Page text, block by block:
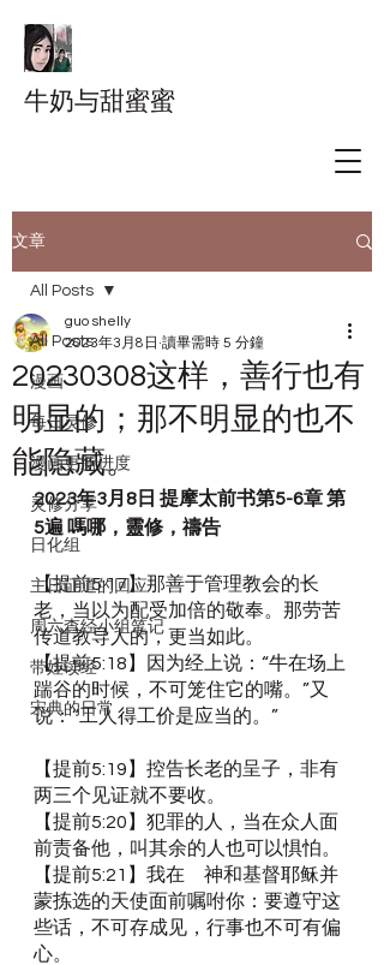
牛奶与甜蜜蜜
文章
All Posts
漫画
每日灵修
漫画更新进度
灵修分享
日化组
主日证道的回应
周六查经小组笔记
带娃读经
宋典的日常
All Posts
20230308这样，善行也有
明显的；那不明显的也不
能隐藏。
guo shelly
2023年3月8日 讀畢需時 5 分鐘
2023年3月8日 提摩太前书第5-6章 第
5遍 嗎哪，靈修，禱告
【提前5:17】那善于管理教会的长
老，当以为配受加倍的敬奉。那劳苦
传道教导人的，更当如此。
【提前5:18】因为经上说：“牛在场上
踹谷的时候，不可笼住它的嘴。”又
说：“工人得工价是应当的。”
【提前5:19】控告长老的呈子，非有
两三个见证就不要收。
【提前5:20】犯罪的人，当在众人面
前责备他，叫其余的人也可以惧怕。
【提前5:21】我在　神和基督耶稣并
蒙拣选的天使面前嘱咐你：要遵守这
些话，不可存成见，行事也不可有偏
心。